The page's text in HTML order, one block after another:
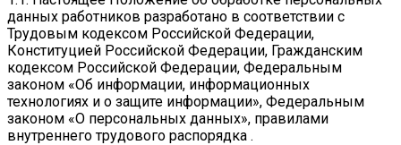
данных работников разработано в соответствии с
Трудовым кодексом Российской Федерации,
Конституцией Российской Федерации, Гражданским
кодексом Российской Федерации, Федеральным
законом «Об информации, информационных
технологиях и о защите информации», Федеральным
законом «О персональных данных», правилами
внутреннего трудового распорядка .